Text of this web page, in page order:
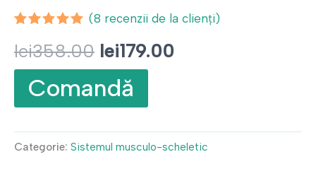
4.86 din 5
pe baza a
evaluări
de la
clienți
(8 recenzii de la clienți)
lei358.00 Prețul
inițial
a
fost:
lei179.00
lei179.00.
Comandă
Categorie: Sistemul musculo-scheletic